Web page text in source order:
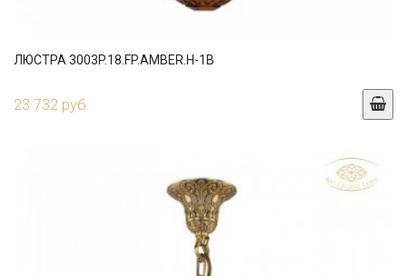
ЛЮСТРА 3003P.18.FP.AMBER.H-1B
23 732 руб.